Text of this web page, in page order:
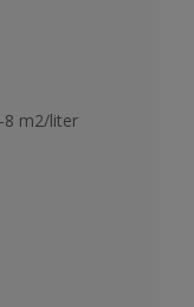
8 m2/liter